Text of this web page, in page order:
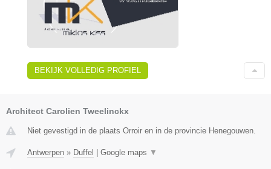
BEKIJK VOLLEDIG PROFIEL
Architect Carolien Tweelinckx
Niet gevestigd in de plaats Orroir en in de provincie Henegouwen.
Antwerpen » Duffel Google maps ▼